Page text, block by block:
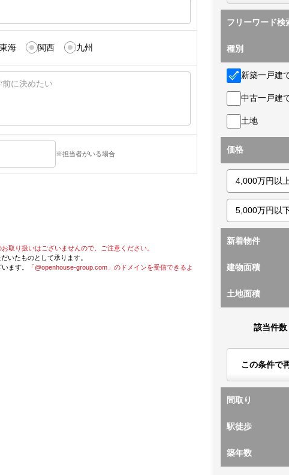
東海 関西 九州
※担当者がいる場合
取り扱いはございませんので、ご注意ください。
いたものとして承ります。
ます。
「@openhouse-group.com」のドメインを受信できるよ
フリーワード検
種別
新築一戸建
中古一戸建
土地
価格
新着物件
建物面積
土地面積
該当件数
この条件で
間取り
駅徒歩
築年数